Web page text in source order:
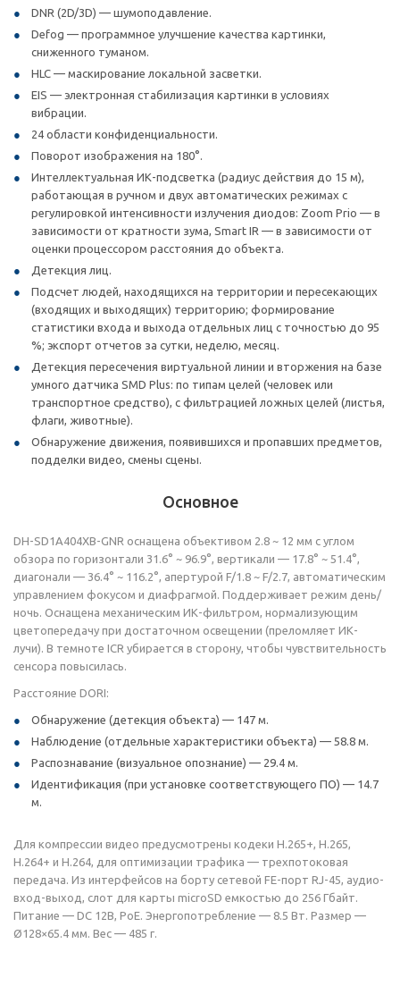
DNR (2D/3D) — шумоподавление.
Defog — программное улучшение качества картинки,
сниженного туманом.
HLC — маскирование локальной засветки.
EIS — электронная стабилизация картинки в условиях
вибрации.
24 области конфиденциальности.
Поворот изображения на 180°.
Интеллектуальная ИК-подсветка (радиус действия до 15 м),
работающая в ручном и двух автоматических режимах с
регулировкой интенсивности излучения диодов: Zoom Prio — в
зависимости от кратности зума, Smart IR — в зависимости от
оценки процессором расстояния до объекта.
Детекция лиц.
Подсчет людей, находящихся на территории и пересекающих
(входящих и выходящих) территорию; формирование
статистики входа и выхода отдельных лиц с точностью до 95
%; экспорт отчетов за сутки, неделю, месяц.
Детекция пересечения виртуальной линии и вторжения на базе
умного датчика SMD Plus: по типам целей (человек или
транспортное средство), с фильтрацией ложных целей (листья,
флаги, животные).
Обнаружение движения, появившихся и пропавших предметов,
подделки видео, смены сцены.
Основное
DH-SD1A404XB-GNR оснащена объективом 2.8 ~ 12 мм с углом
обзора по горизонтали 31.6° ~ 96.9°, вертикали — 17.8° ~ 51.4°,
диагонали — 36.4° ~ 116.2°, апертурой F/1.8 ~ F/2.7, автоматическим
управлением фокусом и диафрагмой. Поддерживает режим день/
ночь. Оснащена механическим ИК-фильтром, нормализующим
цветопередачу при достаточном освещении (преломляет ИК-
лучи). В темноте ICR убирается в сторону, чтобы чувствительность
сенсора повысилась.
Расстояние DORI:
Обнаружение (детекция объекта) — 147 м.
Наблюдение (отдельные характеристики объекта) — 58.8 м.
Распознавание (визуальное опознание) — 29.4 м.
Идентификация (при установке соответствующего ПО) — 14.7
м.
Для компрессии видео предусмотрены кодеки H.265+, H.265,
H.264+ и H.264, для оптимизации трафика — трехпотоковая
передача. Из интерфейсов на борту сетевой FE-порт RJ-45, аудио-
вход-выход, слот для карты microSD емкостью до 256 Гбайт.
Питание — DC 12В, РоЕ. Энергопотребление — 8.5 Вт. Размер —
Ø128×65.4 мм. Вес — 485 г.